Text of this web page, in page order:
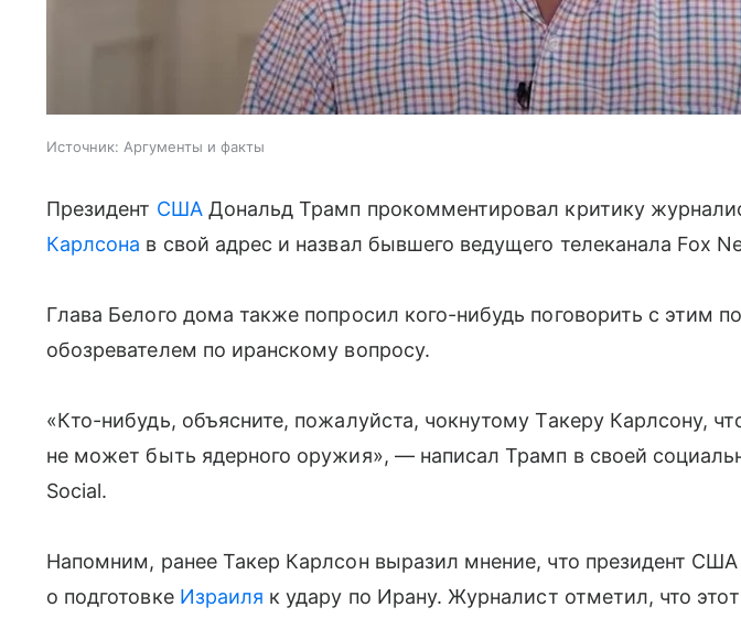
Источник: Аргументы и факты
Президент СШАДональд Трамп прокомментировал критику
Карлсона в свой адрес и назвал бывшего ведущего телеканала Fox
Глава Белого дома также попросил кого-нибудь поговорить с этим
обозревателем по иранскому вопросу.
«Кто-нибудь, объясните, пожалуйста, чокнутому Такеру Карлсону,
не может быть ядерного оружия», — написал Трамп в своей
Social.
Напомним, ранее Такер Карлсон выразил мнение, что президент США
о подготовке Израиля к удару по Ирану. Журналист отметил, что